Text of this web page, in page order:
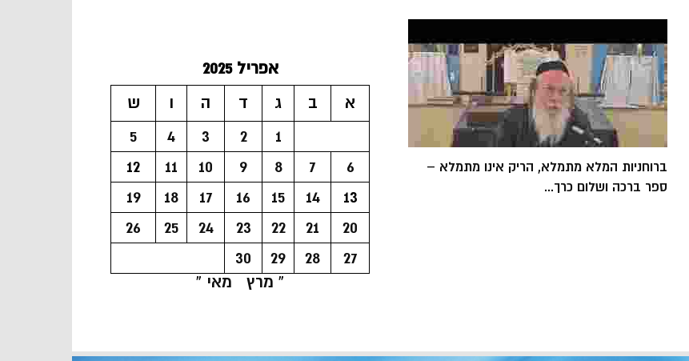
ברוחניות המלא מתמלא, הריק אינו מתמלא –
ספר ברכה ושלום כרך...
אפריל 2025
א
ב ג ד ה ו
ש
1
2
3
4
5
6
7
8
9
10
11
12
13
14
15
16
17
18
19
20
21
22
23
24
25
26
27
28
29
30
« מרץ
מאי »